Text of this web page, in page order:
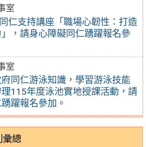
室
仁支持講座「職場心韌性：打造
，請身心障礙同仁踴躍報名參
室
同仁游泳知識，學習游泳技能
115年度泳池實地授課活動，請
躍報名參加。
彙總